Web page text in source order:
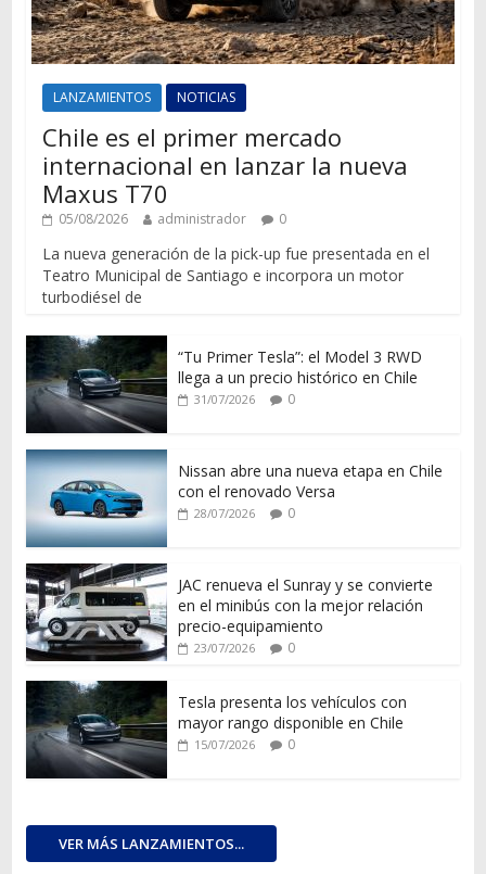
LANZAMIENTOS NOTICIAS
Chile es el primer mercado
internacional en lanzar la nueva
Maxus T70
05/08/2026 administrador 0
La nueva generación de la pick-up fue presentada en el
Teatro Municipal de Santiago e incorpora un motor
turbodiésel de
“Tu Primer Tesla”: el Model 3 RWD
llega a un precio histórico en Chile
31/07/2026 0
Nissan abre una nueva etapa en Chile
con el renovado Versa
28/07/2026 0
JAC renueva el Sunray y se convierte
en el minibús con la mejor relación
precio-equipamiento
23/07/2026 0
Tesla presenta los vehículos con
mayor rango disponible en Chile
15/07/2026 0
VER MÁS LANZAMIENTOS...